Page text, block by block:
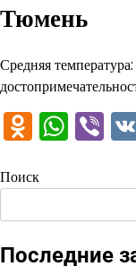
Тюмень
Средняя
Поиск
Последние